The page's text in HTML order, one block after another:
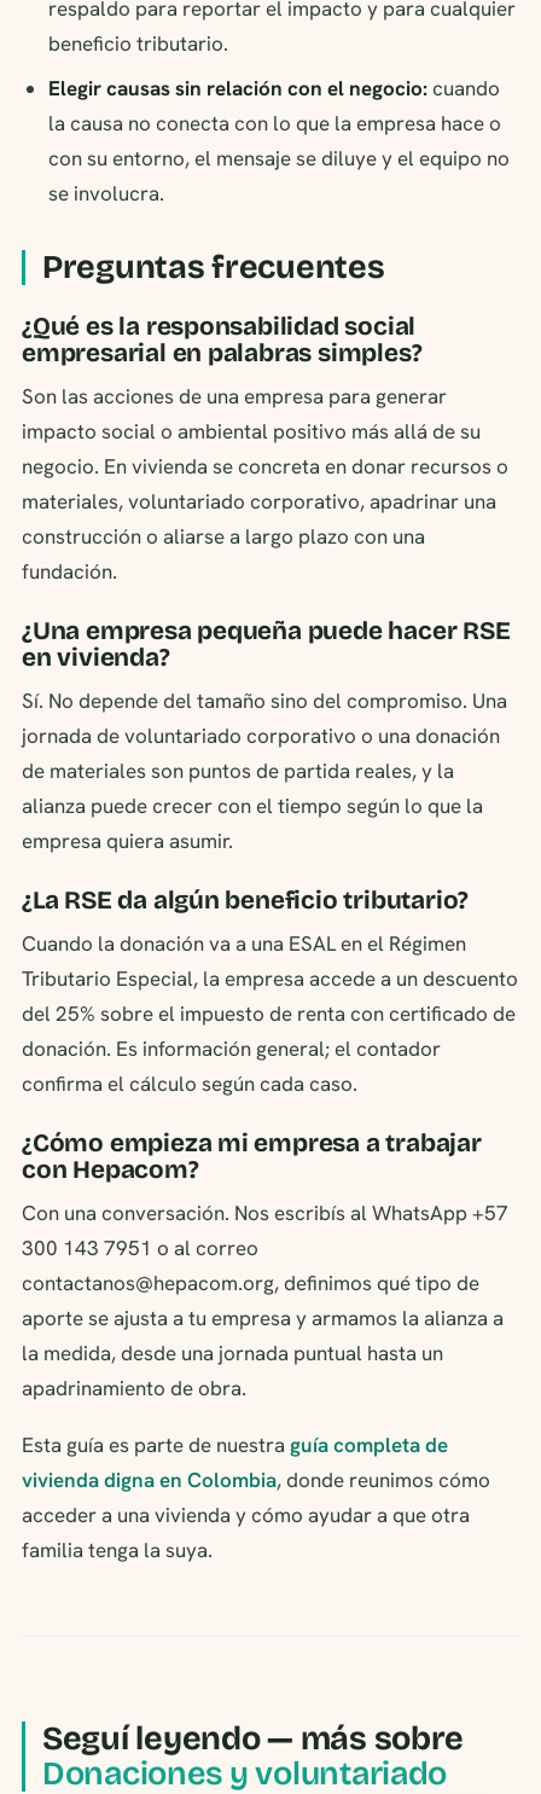
respaldo para reportar el impacto y para cualquier
beneficio tributario.
Elegir causas sin relación con el negocio:cuando
la causa no conecta con lo que la empresa hace o
con su entorno, el mensaje se diluye y el equipo no
se involucra.
Preguntas frecuentes
¿Qué es la responsabilidad social
empresarial en palabras simples?
Son las acciones de una empresa para generar
impacto social o ambiental positivo más allá de su
negocio. En vivienda se concreta en donar recursos o
materiales, voluntariado corporativo, apadrinar una
construcción o aliarse a largo plazo con una
fundación.
¿Una empresa pequeña puede hacer RSE
en vivienda?
Sí. No depende del tamaño sino del compromiso. Una
jornada de voluntariado corporativo o una donación
de materiales son puntos de partida reales, y la
alianza puede crecer con el tiempo según lo que la
empresa quiera asumir.
¿La RSE da algún beneficio tributario?
Cuando la donación va a una ESAL en el Régimen
Tributario Especial, la empresa accede a un descuento
del 25% sobre el impuesto de renta con certificado de
donación. Es información general; el contador
confirma el cálculo según cada caso.
¿Cómo empieza mi empresa a trabajar
con Hepacom?
Con una conversación. Nos escribís al WhatsApp +57
300 143 7951 o al correo
contactanos@hepacom.org, definimos qué tipo de
aporte se ajusta a tu empresa y armamos la alianza a
la medida, desde una jornada puntual hasta un
apadrinamiento de obra.
Esta guía es parte de nuestra guía completa de
vivienda digna en Colombia, donde reunimos cómo
acceder a una vivienda y cómo ayudar a que otra
familia tenga la suya.
Seguí leyendo — más sobre
Donaciones y voluntariado